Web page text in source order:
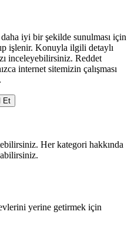
iyi bir şekilde sunulması için
işlenir. Konuyla ilgili detaylı
inceleyebilirsiniz. Reddet
internet sitemizin çalışması
Et
Her kategori hakkında
yerine getirmek için